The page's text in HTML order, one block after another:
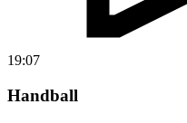
19:07
Handball